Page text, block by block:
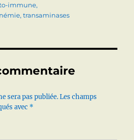
immune,
,transaminases
sera pas publiée. Les champs
avec *